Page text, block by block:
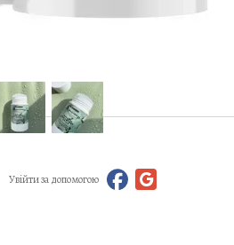
Увійти за допомогою